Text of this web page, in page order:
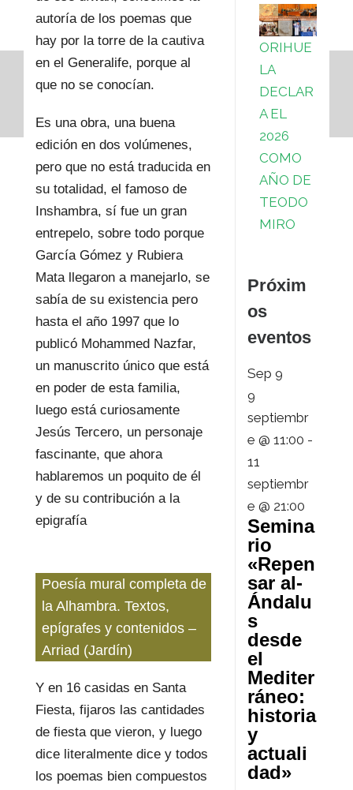
autoría de los poemas que
hay por la torre de la cautiva
en el Generalife, porque al
que no se conocían.
Es una obra, una buena
edición en dos volúmenes,
pero que no está traducida en
su totalidad, el famoso de
Inshambra, sí fue un gran
entrepelo, sobre todo porque
García Gómez y Rubiera
Mata llegaron a manejarlo, se
sabía de su existencia pero
hasta el año 1997 que lo
publicó Mohammed Nazfar,
un manuscrito único que está
en poder de esta familia,
luego está curiosamente
Jesús Tercero, un personaje
fascinante, que ahora
hablaremos un poquito de él
y de su contribución a la
epigrafía
Poesía mural completa de
la Alhambra. Textos,
epígrafes y contenidos –
Arriad (Jardín)
Y en 16 casidas en Santa
Fiesta, fijaros las cantidades
de fiesta que vieron, y luego
dice literalmente dice y todos
los poemas bien compuestos
ORIHUE
LA
DECLAR
A EL
2026
COMO
AÑO DE
TEODO
MIRO
Próxim
os
eventos
Sep9
9
septiembr
e @ 11:00 -
11
septiembr
e @ 21:00
Semina
rio
«Repen
sar al-
Ándalu
s
desde
el
Mediter
ráneo:
historia
y
actuali
dad»